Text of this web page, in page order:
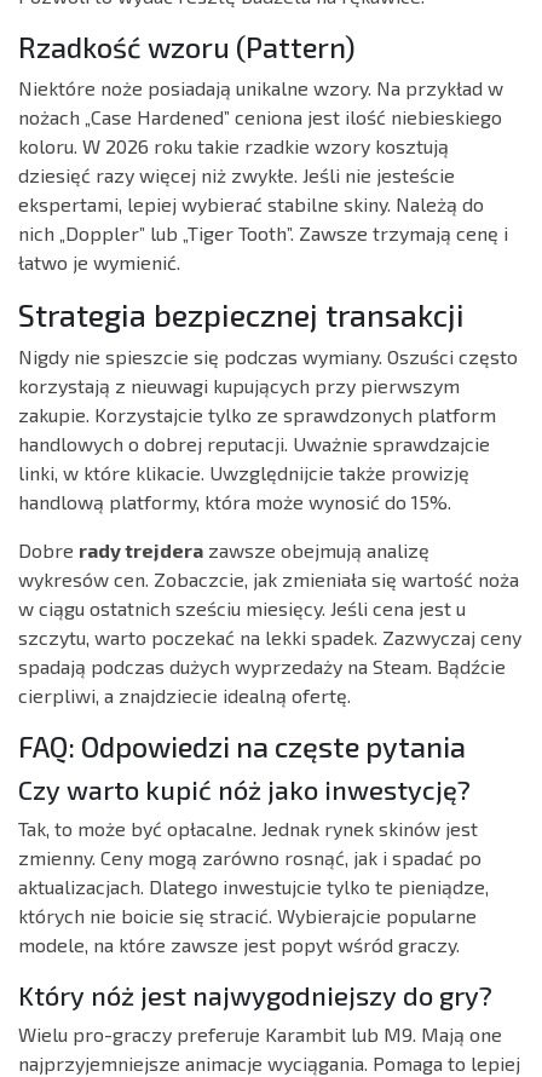
Rzadkość wzoru (Pattern)
Niektóre noże posiadają unikalne wzory. Na przykład w
nożach „Case Hardened” ceniona jest ilość niebieskiego
koloru. W 2026 roku takie rzadkie wzory kosztują
dziesięć razy więcej niż zwykłe. Jeśli nie jesteście
ekspertami, lepiej wybierać stabilne skiny. Należą do
nich „Doppler” lub „Tiger Tooth”. Zawsze trzymają cenę i
łatwo je wymienić.
Strategia bezpiecznej transakcji
Nigdy nie spieszcie się podczas wymiany. Oszuści często
korzystają z nieuwagi kupujących przy pierwszym
zakupie. Korzystajcie tylko ze sprawdzonych platform
handlowych o dobrej reputacji. Uważnie sprawdzajcie
linki, w które klikacie. Uwzględnijcie także prowizję
handlową platformy, która może wynosić do 15%.
Dobre rady trejdera zawsze obejmują analizę
wykresów cen. Zobaczcie, jak zmieniała się wartość noża
w ciągu ostatnich sześciu miesięcy. Jeśli cena jest u
szczytu, warto poczekać na lekki spadek. Zazwyczaj ceny
spadają podczas dużych wyprzedaży na Steam. Bądźcie
cierpliwi, a znajdziecie idealną ofertę.
FAQ: Odpowiedzi na częste pytania
Czy warto kupić nóż jako inwestycję?
Tak, to może być opłacalne. Jednak rynek skinów jest
zmienny. Ceny mogą zarówno rosnąć, jak i spadać po
aktualizacjach. Dlatego inwestujcie tylko te pieniądze,
których nie boicie się stracić. Wybierajcie popularne
modele, na które zawsze jest popyt wśród graczy.
Który nóż jest najwygodniejszy do gry?
Wielu pro-graczy preferuje Karambit lub M9. Mają one
najprzyjemniejsze animacje wyciągania. Pomaga to lepiej